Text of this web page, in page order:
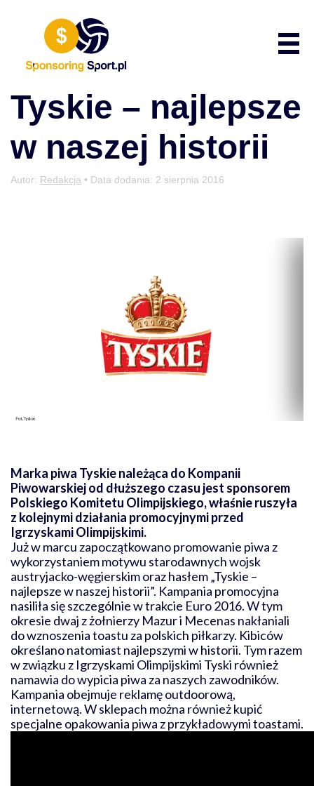
Tyskie – najlepsze
w naszej historii
Autor: Redakcja • Data dodania: 2 sierpnia 2016
Marka piwa Tyskie należąca do Kompanii
Piwowarskiej od dłuższego czasu jest sponsorem
Polskiego Komitetu Olimpijskiego, właśnie ruszyła
z kolejnymi działania promocyjnymi przed
Igrzyskami Olimpijskimi.
Już w marcu zapoczątkowano promowanie piwa z
wykorzystaniem motywu starodawnych wojsk
austryjacko-węgierskim oraz hasłem „Tyskie –
najlepsze w naszej historii”. Kampania promocyjna
nasiliła się szczególnie w trakcie Euro 2016. W tym
okresie dwaj z żołnierzy Mazur i Mecenas nakłaniali
do wznoszenia toastu za polskich piłkarzy. Kibiców
określano natomiast najlepszymi w historii. Tym razem
w związku z Igrzyskami Olimpijskimi Tyski również
namawia do wypicia piwa za naszych zawodników.
Kampania obejmuje reklamę outdoorową,
internetową. W sklepach można również kupić
specjalne opakowania piwa z przykładowymi toastami.